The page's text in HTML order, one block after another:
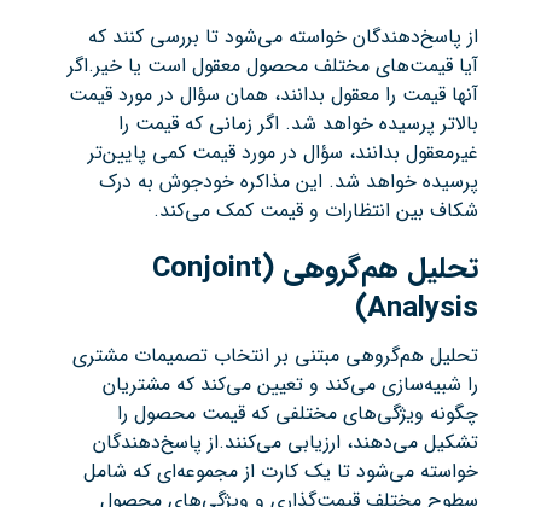
از پاسخ‌دهندگان خواسته می‌شود تا بررسی کنند که
آیا قیمت‌های مختلف محصول معقول است یا خیر.اگر
آنها قیمت را معقول بدانند، همان سؤال در مورد قیمت
بالاتر پرسیده خواهد شد. اگر زمانی که قیمت را
غیرمعقول بدانند، سؤال در مورد قیمت کمی پایین‌تر
پرسیده خواهد شد. این مذاکره خودجوش به درک
شکاف بین انتظارات و قیمت کمک می‌کند.
تحلیل هم‌گروهی (Conjoint
Analysis)
تحلیل هم‌گروهی مبتنی بر انتخاب تصمیمات مشتری
را شبیه‌سازی می‌کند و تعیین می‌کند که مشتریان
چگونه ویژگی‌های مختلفی که قیمت محصول را
تشکیل می‌دهند، ارزیابی می‌کنند.از پاسخ‌دهندگان
خواسته می‌شود تا یک کارت از مجموعه‌ای که شامل
سطوح مختلف قیمت‌گذاری و ویژگی‌های محصول